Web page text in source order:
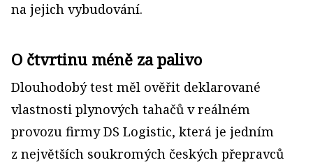
na jejich vybudování.
O čtvrtinu méně za palivo
Dlouhodobý test měl ověřit deklarované
vlastnosti plynových tahačů v reálném
provozu firmy DS Logistic, která je jedním
z největších soukromých českých přepravců